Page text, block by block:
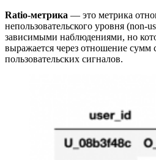
Ratio-метрика — это метрика
непользовательского уровня (non-
зависимыми наблюдениями, но
выражается через отношение сумм
пользовательских сигналов.